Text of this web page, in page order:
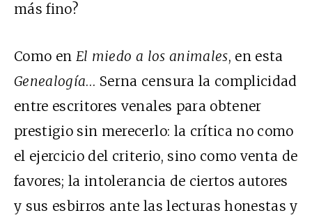
más fino?
Como en El miedo a los animales, en esta
Genealogía… Serna censura la complicidad
entre escritores venales para obtener
prestigio sin merecerlo: la crítica no como
el ejercicio del criterio, sino como venta de
favores; la intolerancia de ciertos autores
y sus esbirros ante las lecturas honestas y